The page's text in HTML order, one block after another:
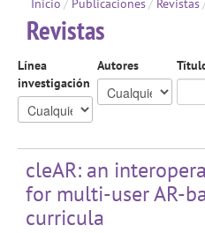
Inicio / Publicaciones/ Revistas
Revistas
Línea
investigación
Autores
cleAR: an
for multi-user AR-
curricula